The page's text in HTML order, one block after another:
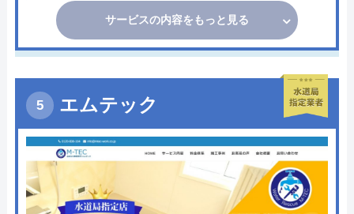
サービスの内容をもっと見る
エムテック